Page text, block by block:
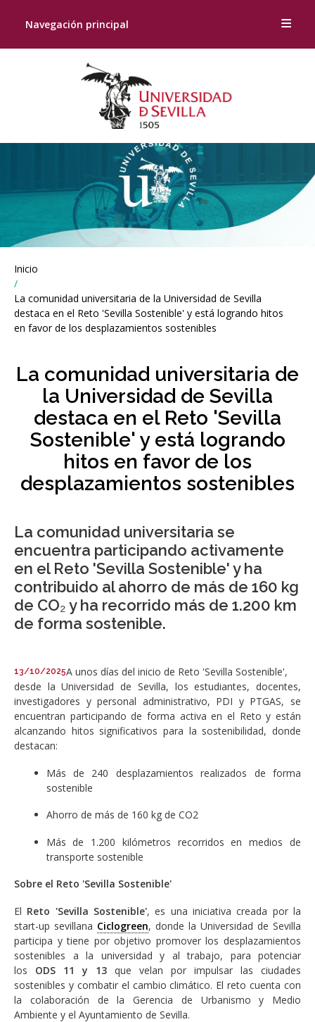
Navegación principal
Breadcrumbs
You
are
here:
Inicio
La comunidad universitaria de la Universidad de Sevilla
destaca en el Reto 'Sevilla Sostenible' y está logrando hitos
en favor de los desplazamientos sostenibles
La comunidad universitaria de
la Universidad de Sevilla
destaca en el Reto 'Sevilla
Sostenible' y está logrando
hitos en favor de los
desplazamientos sostenibles
La comunidad universitaria se
encuentra participando activamente
en el Reto 'Sevilla Sostenible' y ha
contribuido al ahorro de más de 160 kg
de CO₂ y ha recorrido más de 1.200 km
de forma sostenible.
13/10/2025A unos días del inicio de Reto 'Sevilla Sostenible',
desde la Universidad de Sevilla, los estudiantes, docentes,
investigadores y personal administrativo, PDI y PTGAS, se
encuentran participando de forma activa en el Reto y están
alcanzando hitos significativos para la sostenibilidad, donde
destacan:
Más de 240 desplazamientos realizados de forma
sostenible
Ahorro de más de 160 kg de CO2
Más de 1.200 kilómetros recorridos en medios de
transporte sostenible
Sobre el Reto 'Sevilla Sostenible'
El Reto 'Sevilla Sostenible', es una iniciativa creada por la
start-up sevillana Ciclogreen, donde la Universidad de Sevilla
participa y tiene por objetivo promover los desplazamientos
sostenibles a la universidad y al trabajo, para potenciar
los ODS 11 y 13 que velan por impulsar las ciudades
sostenibles y combatir el cambio climático. El reto cuenta con
la colaboración de la Gerencia de Urbanismo y Medio
Ambiente y el Ayuntamiento de Sevilla.